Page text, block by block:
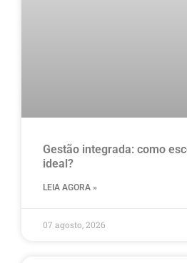
Gestão integrada: como
ideal?
LEIA AGORA »
07 agosto, 2026